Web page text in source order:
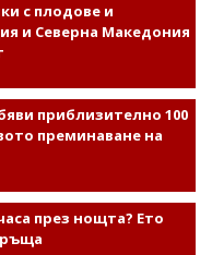
с плодове и
и Северна Македония
приблизително 100
преминаване на
през нощта? Ето